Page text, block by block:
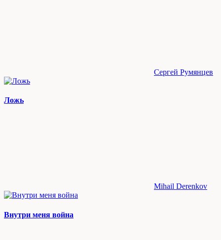
Сергей Румянцев
Ложь
Mihail Derenkov
Внутри меня война